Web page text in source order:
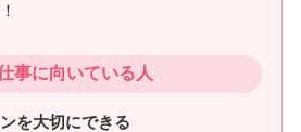
事に向いている人
を大切にできる